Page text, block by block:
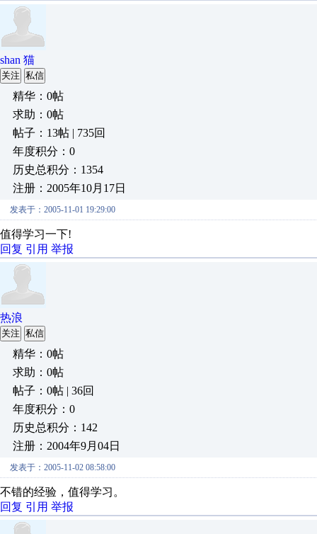
shan 猫
关注 私信
精华：0帖
求助：0帖
帖子：13帖 | 735回
年度积分：0
历史总积分：1354
注册：2005年10月17日
发表于：2005-11-01 19:29:00
值得学习一下!
回复 引用 举报
热浪
关注 私信
精华：0帖
求助：0帖
帖子：0帖 | 36回
年度积分：0
历史总积分：142
注册：2004年9月04日
发表于：2005-11-02 08:58:00
不错的经验，值得学习。
回复 引用 举报